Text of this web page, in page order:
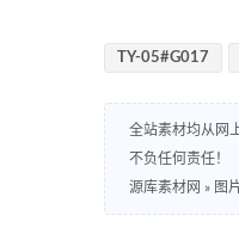
TY-05#G017
全站素材均从网
不负任何责任！
源库素材网 » 图